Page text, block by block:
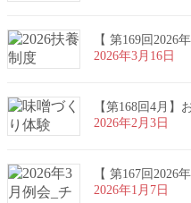
【 第169回2026
2026年3月16日
【第168回4月
2026年2月3日
【 第167回2026
2026年1月7日